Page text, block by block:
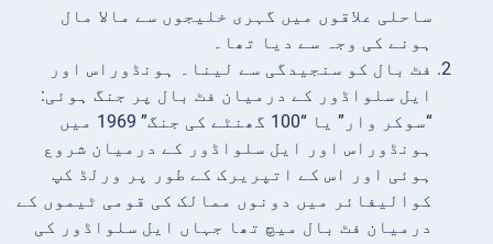
ساحلی علاقوں میں گہری خلیجوں سے مالا مال
ہونے کی وجہ سے دیا تھا۔
فٹ بال کو سنجیدگی سے لینا۔ ہونڈوراس اور
ایل سلواڈور کے درمیان فٹ بال پر جنگ ہوئی:
“سوکر وار” یا “100 گھنٹے کی جنگ” 1969 میں
ہونڈوراس اور ایل سلواڈور کے درمیان شروع
ہوئی اور اس کے اتپریرک کے طور پر ورلڈ کپ
کوالیفائر میں دونوں ممالک کی قومی ٹیموں کے
درمیان فٹ بال میچ تھا جہاں ایل سلواڈور کی